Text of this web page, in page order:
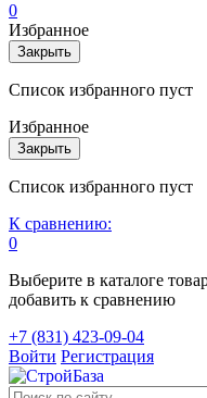
0
Избранное
Закрыть
Список избранного пуст
Избранное
Закрыть
Список избранного пуст
К сравнению:
0
Выберите в каталоге
добавить к сравнению
+7 (831) 423-09-04
Войти Регистрация